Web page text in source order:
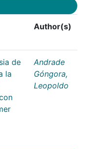
Author(s)
de
la
Andrade
Góngora,
Leopoldo